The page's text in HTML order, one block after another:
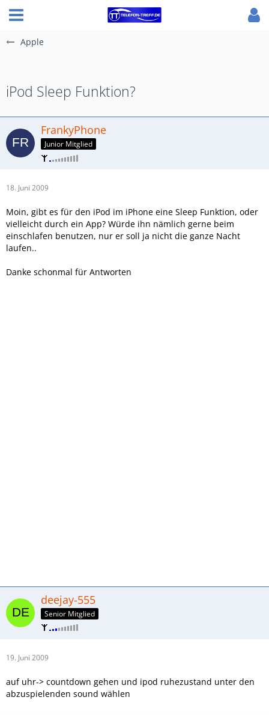
Apple
iPod Sleep Funktion?
FrankyPhone
Junior Mitglied
18. Juni 2009
Moin, gibt es für den iPod im iPhone eine Sleep Funktion, oder
vielleicht durch ein App? Würde ihn nämlich gerne beim
einschlafen benutzen, nur er soll ja nicht die ganze Nacht
laufen..
Danke schonmal für Antworten
deejay-555
Senior Mitglied
19. Juni 2009
auf uhr-> countdown gehen und ipod ruhezustand unter den
abzuspielenden sound wählen